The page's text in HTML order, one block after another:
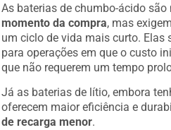
As baterias de chumbo-ácido
momento da compra, mas
um ciclo de vida mais curto. Elas
para operações em que o custo
que não requerem um tempo
Já as baterias de lítio, embora
oferecem maior eficiência e
de recarga menor.